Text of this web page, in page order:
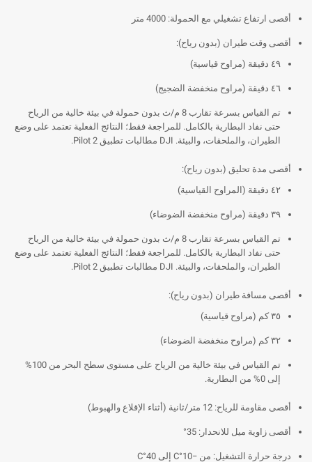
أقصى ارتفاع تشغيلي مع الحمولة: 4000 متر
أقصى وقت طيران (بدون رياح):
٤٩ دقيقة (مراوح قياسية)
٤٦ دقيقة (مراوح منخفضة الضجيج)
تم القياس بسرعة تقارب 8 م/ث بدون حمولة في بيئة خالية من الرياح
حتى نفاد البطارية بالكامل. للمراجعة فقط؛ النتائج الفعلية تعتمد على وضع
الطيران، والملحقات، والبيئة. DJI مطالبات تطبيق Pilot 2.
أقصى مدة تحليق (بدون رياح):
٤٢ دقيقة (المراوح القياسية)
٣٩ دقيقة (مراوح منخفضة الضوضاء)
تم القياس بسرعة تقارب 8 م/ث بدون حمولة في بيئة خالية من الرياح
حتى نفاد البطارية بالكامل. للمراجعة فقط؛ النتائج الفعلية تعتمد على وضع
الطيران، والملحقات، والبيئة. DJI مطالبات تطبيق Pilot 2.
أقصى مسافة طيران (بدون رياح):
٣٥ كم (مراوح قياسية)
٣٢ كم (مراوح منخفضة الضوضاء)
تم القياس في بيئة خالية من الرياح على مستوى سطح البحر من 100%
إلى 0% من البطارية.
أقصى مقاومة للرياح: 12 متر/ثانية (أثناء الإقلاع والهبوط)
أقصى زاوية ميل للانحدار: 35°
درجة حرارة التشغيل: من −10°C إلى 40°C